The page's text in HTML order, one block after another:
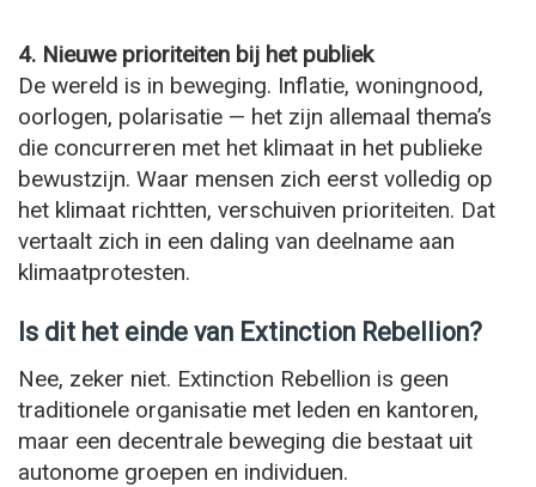
4. Nieuwe prioriteiten bij het publiek
De wereld is in beweging. Inflatie, woningnood,
oorlogen, polarisatie — het zijn allemaal thema’s
die concurreren met het klimaat in het publieke
bewustzijn. Waar mensen zich eerst volledig op
het klimaat richtten, verschuiven prioriteiten. Dat
vertaalt zich in een daling van deelname aan
klimaatprotesten.
Is dit het einde van Extinction Rebellion?
Nee, zeker niet. Extinction Rebellion is geen
traditionele organisatie met leden en kantoren,
maar een decentrale beweging die bestaat uit
autonome groepen en individuen.